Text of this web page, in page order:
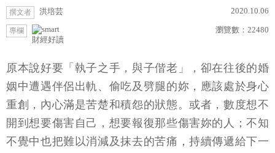
撰文者 洪培芸 2020.10.06
專欄
財經好讀
瀏覽數： 22480
原本說好要「執子之手，與子偕老」，卻在往後的婚
姻中遭遇伴侶出軌、偷吃及劈腿的妳，應該處於身心
重創，內心滿是苦楚和積怨的狀態。或者，數度想不
開到想要傷害自己，想要報復那些傷害妳的人；不知
不覺中也把難以消減及抹去的苦痛，持續傳遞給下一